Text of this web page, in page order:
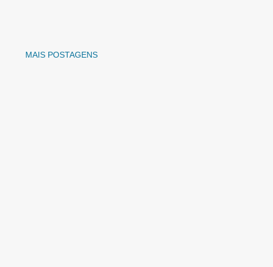
MAIS POSTAGENS